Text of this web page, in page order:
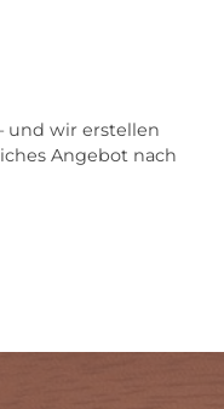
und wir erstellen
Angebot nach